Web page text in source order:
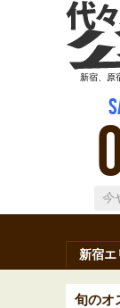
新宿、原
新宿エ
原宿 代
旬のオ